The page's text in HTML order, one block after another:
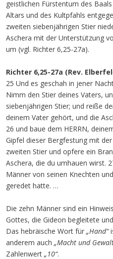
geistlichen Fürstentum des
Altars und des Kultpfahls
zweiten siebenjährigen Stier
Aschera mit der Unterstützung
um (vgl. Richter 6,25-27a).
Richter 6,25-27a (Rev.
25 Und es geschah in jener
Nimm den Stier deines Vaters,
siebenjährigen Stier; und reiße
deinem Vater gehört, und die
26 und baue dem HERRN,
Gipfel dieser Bergfestung mit
zweiten Stier und opfere ein
Aschera, die du umhauen wirst.
Männer von seinen Knechten
geredet hatte. …
Die zehn Männer sind ein
Gottes, die Gideon begleitete
Das hebräische Wort für „Hand“
anderem auch „Macht und
Zahlenwert „10“.